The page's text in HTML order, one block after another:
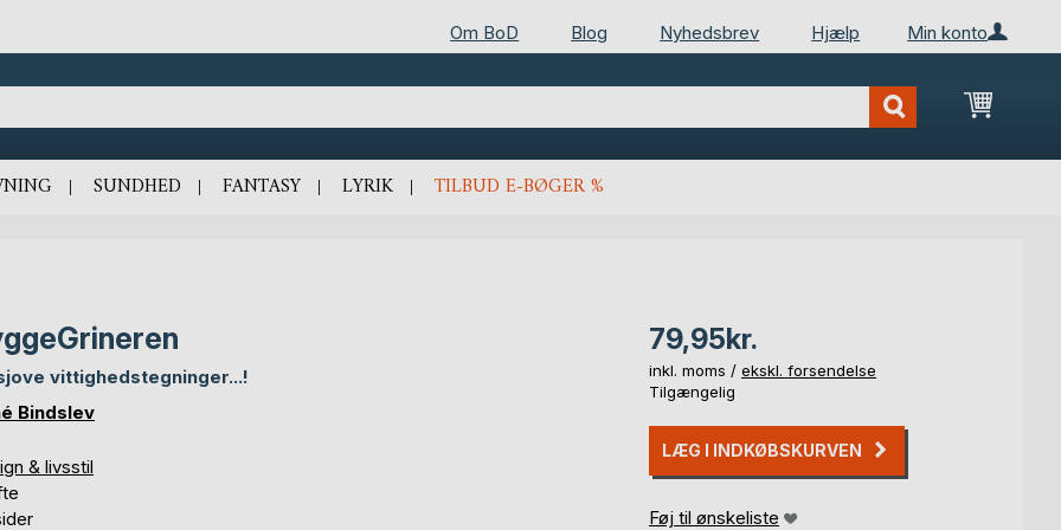
Min konto
Om BoD Blog Nyhedsbrev Hjælp
Min
SUNDHED FANTASY LYRIK TILBUD E-BØGER %
vittighedstegninger...!
Bindslev
& livsstil
79,95kr.
inkl. moms / ekskl. forsendelse
Tilgængelig
LÆG I INDKØBSKURVEN
Føj til ønskeliste